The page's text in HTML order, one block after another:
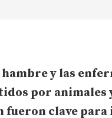
hambre y las
por animales
fueron clave para